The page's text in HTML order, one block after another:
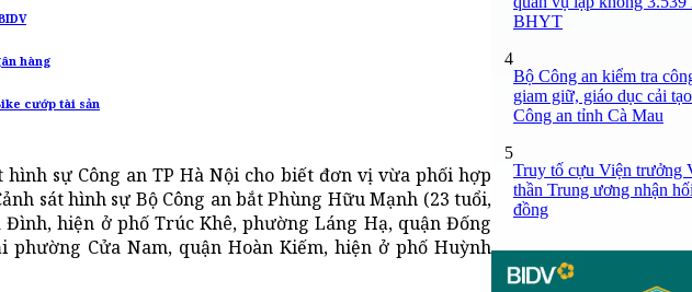
hàng
cướp tài sản
hình sự Công an TP Hà Nội cho biết đơn vị vừa phối hợp
sát hình sự Bộ Công an bắt Phùng Hữu Mạnh (23 tuổi,
hiện ở phố Trúc Khê, phường Láng Hạ, quận Đống
Cửa Nam, quận Hoàn Kiếm, hiện ở phố Huỳnh
BHYT
4
Bộ Công an kiểm tra
giam giữ, giáo dục cải
Công an tỉnh Cà Mau
5
Truy tố cựu Viện trưởng
thần Trung ương nhận
đồng